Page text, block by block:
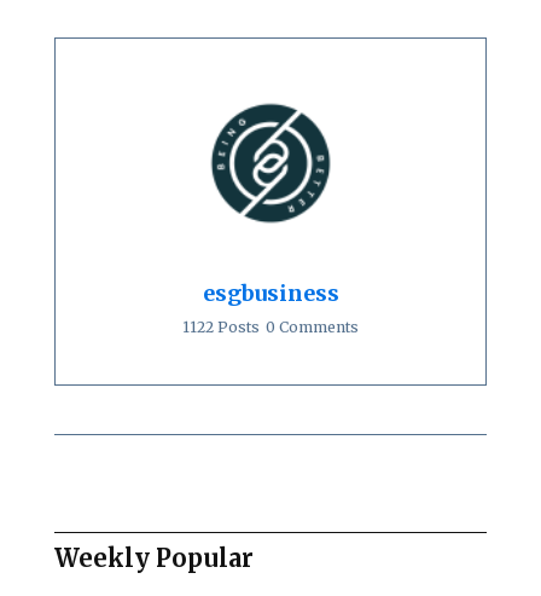
esgbusiness
1122 Posts 0 Comments
Weekly Popular